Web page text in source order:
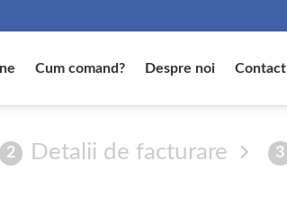
Cum comand? Despre noi Contact
2 Detalii de facturare 3